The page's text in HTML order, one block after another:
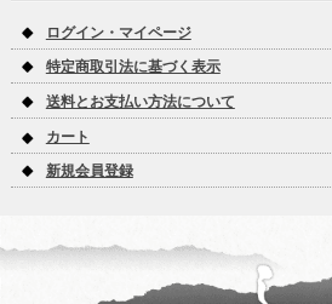
ログイン・マイページ
特定商取引法に基づく表示
送料とお支払い方法について
カート
新規会員登録